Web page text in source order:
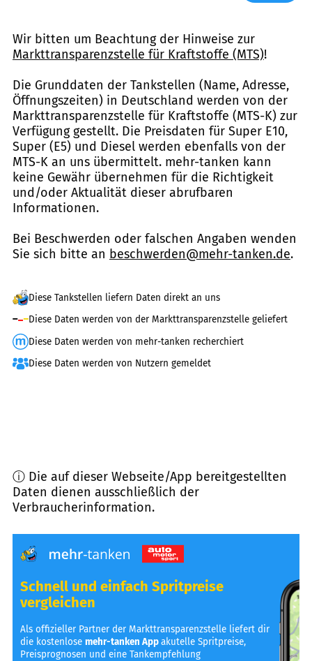
Wir bitten um Beachtung der Hinweise zur
Markttransparenzstelle für Kraftstoffe (MTS)!
Die Grunddaten der Tankstellen (Name, Adresse,
Öffnungszeiten) in Deutschland werden von der
Markttransparenzstelle für Kraftstoffe (MTS-K) zur
Verfügung gestellt. Die Preisdaten für Super E10,
Super (E5) und Diesel werden ebenfalls von der
MTS-K an uns übermittelt. mehr-tanken kann
keine Gewähr übernehmen für die Richtigkeit
und/oder Aktualität dieser abrufbaren
Informationen.
Bei Beschwerden oder falschen Angaben wenden
Sie sich bitte an beschwerden@mehr-tanken.de.
Diese Tankstellen liefern Daten direkt an uns
Diese Daten werden von der Markttransparenzstelle geliefert
Diese Daten werden von mehr-tanken recherchiert
Diese Daten werden von Nutzern gemeldet
ⓘ Die auf dieser Webseite/App bereitgestellten
Daten dienen ausschließlich der
Verbraucherinformation.
Schnell und einfach Spritpreise
vergleichen
Als offizieller Partner der Markttransparenzstelle liefert dir
die kostenlosemehr-tanken Appakutelle Spritpreise,
Preisprognosen und eine Tankempfehlung